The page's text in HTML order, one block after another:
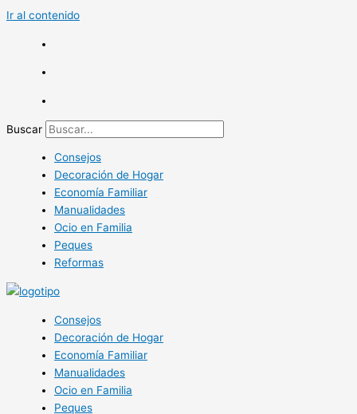
Ir al contenido
Buscar
Consejos
Decoración de Hogar
Economía Familiar
Manualidades
Ocio en Familia
Peques
Reformas
Consejos
Decoración de Hogar
Economía Familiar
Manualidades
Ocio en Familia
Peques